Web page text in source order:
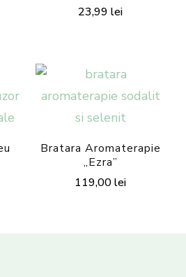
23,99lei
Bratara Aromaterapie
„Ezra”
119,00lei